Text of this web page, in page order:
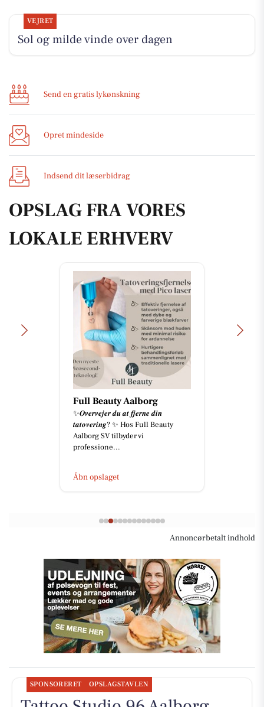
VEJRET
Sol og milde vinde over dagen
Send en gratis lykønskning
Opret mindeside
Indsend dit læserbidrag
OPSLAG FRA VORES
LOKALE ERHVERV
Full Beauty Aalborg
✨𝑶𝒗𝒆𝒓𝒗𝒆𝒋𝒆𝒓 𝒅𝒖 𝒂𝒕 𝒇𝒋𝒆𝒓𝒏𝒆 𝒅𝒊𝒏
𝒕𝒂𝒕𝒐𝒗𝒆𝒓𝒊𝒏𝒈? ✨ Hos Full Beauty
Aalborg SV tilbyder vi
professione...
Åbn opslaget
Annoncørbetalt indhold
SPONSORERET OPSLAGSTAVLEN